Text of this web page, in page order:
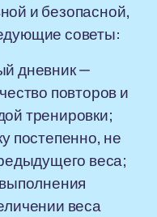
и безопасной,
советы:
дневник —
повторов и
тренировки;
постепенно, не
веса;
веса